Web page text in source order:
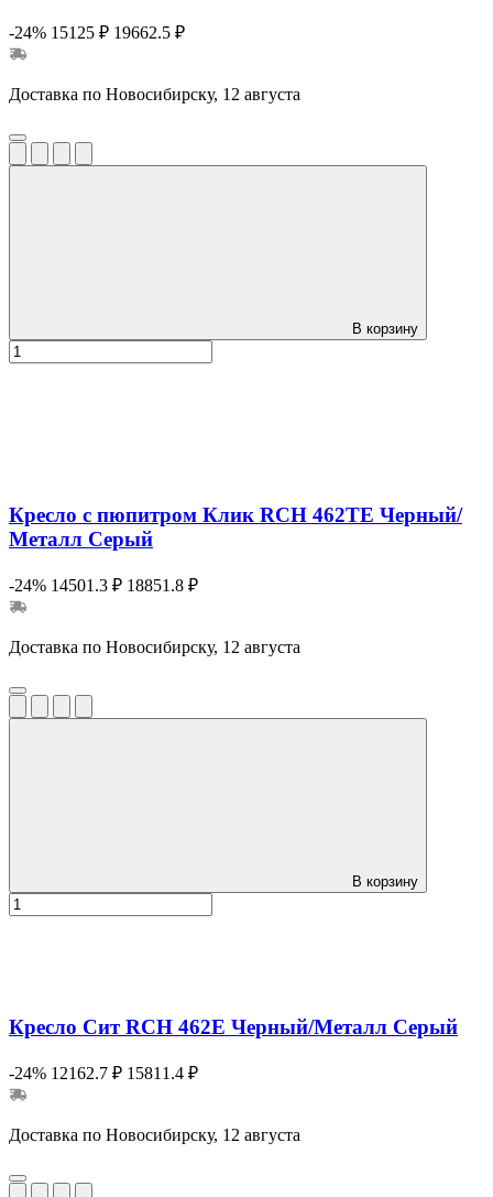
-24% 15125 ₽ 19662.5 ₽
Доставка по Новосибирску, 12 августа
В корзину
Кресло с пюпитром Клик RCH 462TE Черный/
Металл Серый
-24% 14501.3 ₽ 18851.8 ₽
Доставка по Новосибирску, 12 августа
В корзину
Кресло Сит RCH 462E Черный/Металл Серый
-24% 12162.7 ₽ 15811.4 ₽
Доставка по Новосибирску, 12 августа